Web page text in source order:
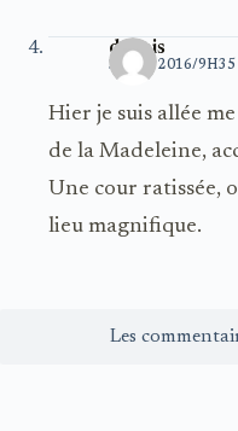
dubois
3 JUIN 2016/9H35
Hier je suis allée
de la Madeleine,
Une cour ratissée,
lieu magnifique.
Les